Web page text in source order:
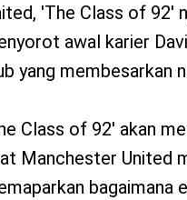
'The Class of 92'
awal karier
yang membesarkan
Class of 92' akan
Manchester United
bagaimana